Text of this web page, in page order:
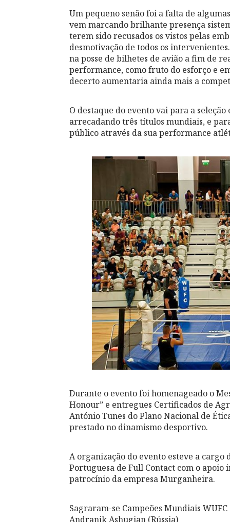
Um pequeno senão foi a falta de
vem marcando brilhante presença
terem sido recusados os vistos pelas
desmotivação de todos os
na posse de bilhetes de avião a fim de
performance, como fruto do esforço e
decerto aumentaria ainda mais a
O destaque do evento vai para a
arrecadando três títulos mundiais, e
público através da sua performance
Durante o evento foi homenageado o
Honour” e entregues Certificados de
António Tunes do Plano Nacional de
prestado no dinamismo desportivo.
A organização do evento esteve a cargo
Portuguesa de Full Contact com o
patrocínio da empresa Murganheira.
Sagraram-se Campeões Mundiais WUFC
Andranik Ashugian (Rússia)